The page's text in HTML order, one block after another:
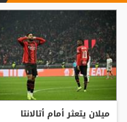
ميلان يتعثر أمام أتالانتا